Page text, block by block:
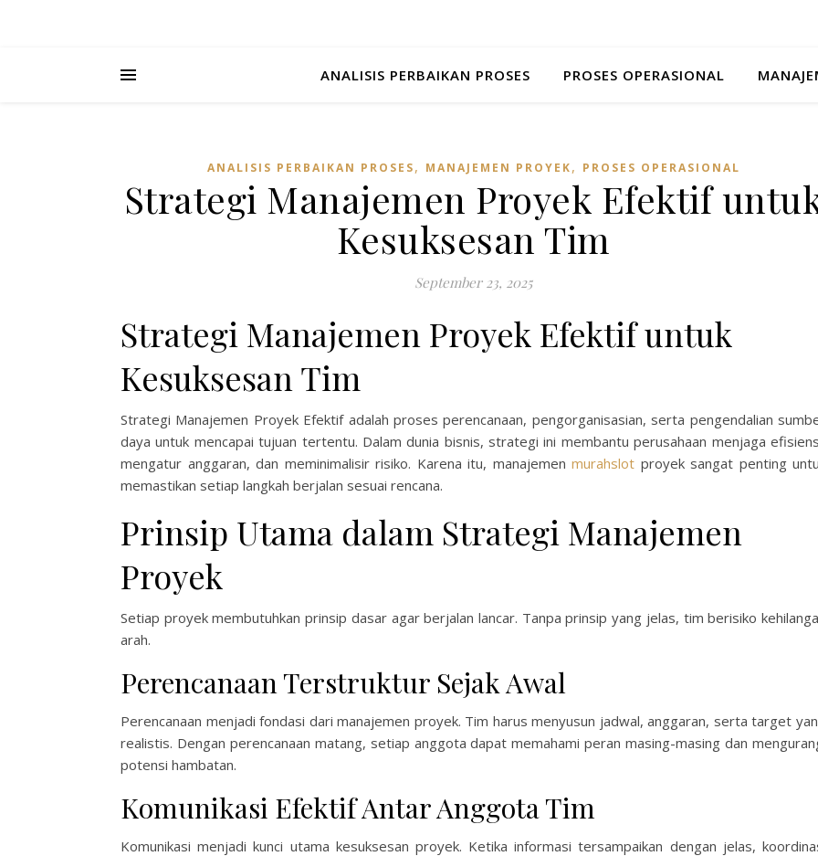
ANALISIS PERBAIKAN PROSES PROSES OPERASIONAL
ANALISIS PERBAIKAN PROSES, MANAJEMEN PROYEK, PROSES OPERASIONAL
Strategi Manajemen Proyek Efektif
Kesuksesan Tim
September 23, 2025
Strategi Manajemen Proyek Efektif untuk
Kesuksesan Tim
Strategi Manajemen Proyek Efektif adalah proses perencanaan, pengorganisasian, serta pengendalian
daya untuk mencapai tujuan tertentu. Dalam dunia bisnis, strategi ini membantu perusahaan menjaga
mengatur anggaran, dan meminimalisir risiko. Karena itu, manajemen murahslot proyek sangat penting
memastikan setiap langkah berjalan sesuai rencana.
Prinsip Utama dalam Strategi Manajemen
Proyek
Setiap proyek membutuhkan prinsip dasar agar berjalan lancar. Tanpa prinsip yang jelas, tim berisiko
arah.
Perencanaan Terstruktur Sejak Awal
Perencanaan menjadi fondasi dari manajemen proyek. Tim harus menyusun jadwal, anggaran, serta target
realistis. Dengan perencanaan matang, setiap anggota dapat memahami peran masing-masing dan
potensi hambatan.
Komunikasi Efektif Antar Anggota Tim
Komunikasi menjadi kunci utama kesuksesan proyek. Ketika informasi tersampaikan dengan jelas,